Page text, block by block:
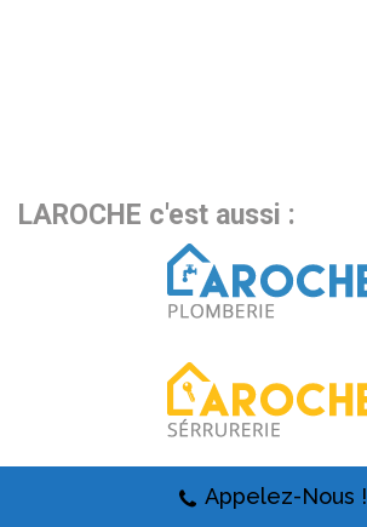
LAROCHE c'est aussi :
Appelez-Nous !